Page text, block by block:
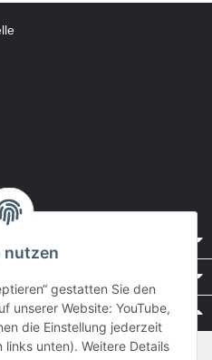
nutzen
gestatten Sie den
unserer Website: YouTube,
die Einstellung jederzeit
unten). Weitere Details